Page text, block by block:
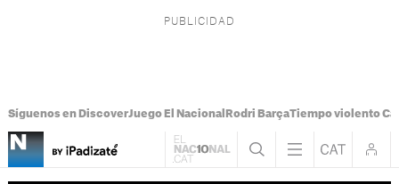
Síguenos en DiscoverJuego El Nacional Rodri BarçaTiempo violento